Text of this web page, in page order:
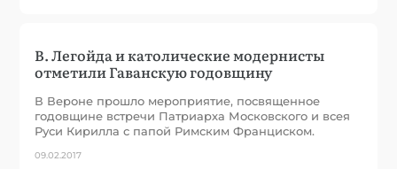
В. Легойда и католические модернисты
отметили Гаванскую годовщину
В Вероне прошло мероприятие, посвященное
годовщине встречи Патриарха Московского и всея
Руси Кирилла с папой Римским Франциском.
09.02.2017